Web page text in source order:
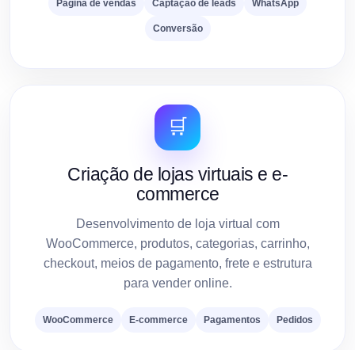
Página de vendas Captação de leads WhatsApp
Conversão
🛒
Criação de lojas virtuais e e-
commerce
Desenvolvimento de loja virtual com
WooCommerce, produtos, categorias, carrinho,
checkout, meios de pagamento, frete e estrutura
para vender online.
WooCommerce E-commerce Pagamentos Pedidos